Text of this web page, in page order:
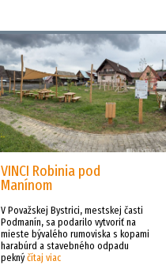
VINCI Robinia pod
Manínom
V Považskej Bystrici, mestskej časti
Podmanín, sa podarilo vytvoriť na
mieste bývalého rumoviska s kopami
harabúrd a stavebného odpadu
pekný čítaj viac